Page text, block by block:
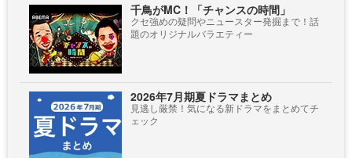
千鳥がMC！「チャンスの時間」
クセ強めの疑問やニュースター発掘まで！話
題のオリジナルバラエティー
2026年7月期夏ドラマまとめ
見逃し厳禁！気になる新ドラマをまとめてチ
ェック